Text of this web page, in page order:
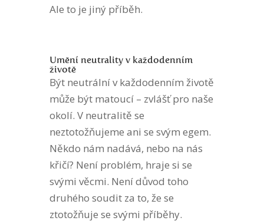
Ale to je jiný příběh.
Umění neutrality v každodenním
životě
Být neutrální v každodenním životě
může být matoucí – zvlášť pro naše
okolí. V neutralitě se
neztotožňujeme ani se svým egem.
Někdo nám nadává, nebo na nás
křičí? Není problém, hraje si se
svými věcmi. Není důvod toho
druhého soudit za to, že se
ztotožňuje se svými příběhy.